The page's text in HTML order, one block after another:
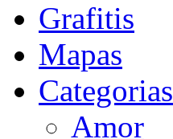
Grafitis
Mapas
Categorias
Amor